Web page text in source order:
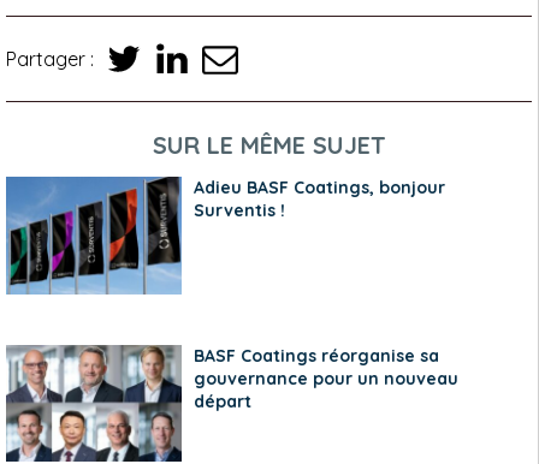
Partager :
SUR LE MÊME SUJET
Adieu BASF Coatings, bonjour
Surventis !
BASF Coatings réorganise sa
gouvernance pour un nouveau
départ